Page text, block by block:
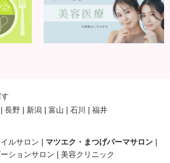
長野 新潟 富山 石川 福井
ルサロン
マツエク・まつげパーマサロン
ションサロン 美容クリニック